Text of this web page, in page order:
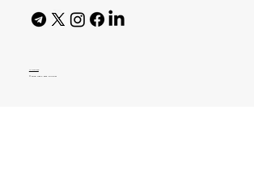
AI Policy
© 2026 High Bar Journal